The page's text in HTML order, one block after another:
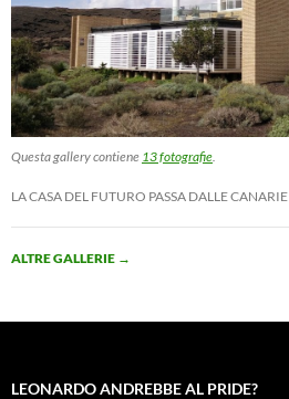
Questa gallery contiene 13 fotografie
LA CASA DEL FUTURO PASSA DALLE CANARIE
ALTRE GALLERIE →
LEONARDO ANDREBBE AL PRIDE?